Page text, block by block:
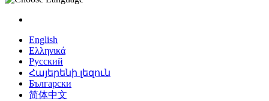
English
Ελληνικά
Русский
Հայերենի լեզուն
Български
简体中文